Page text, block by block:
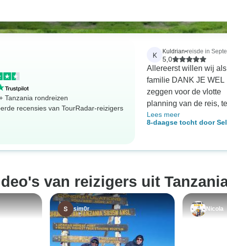
Tanzania rondreizen
recensies van TourRadar-reizigers
K Kuldrian•reisde in
5,0
Allereerst willen wij als
familie DANK JE WEL
zeggen voor de vlotte
planning van de reis,
je ook rekening hield
alle verzoeken die we
via e-mail verbonden
niet van jullie
Heel goed
ondersteuning
nodig was. We hebben
Lees meer
8-daagse tocht door
van reizigers uit
sim0r Nicola